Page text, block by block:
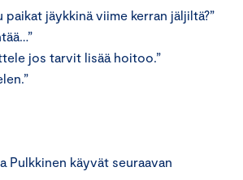
paikat jäykkinä viime kerran jäljiltä?”
jos tarvit lisää hoitoo.”
Pulkkinen käyvät seuraavan